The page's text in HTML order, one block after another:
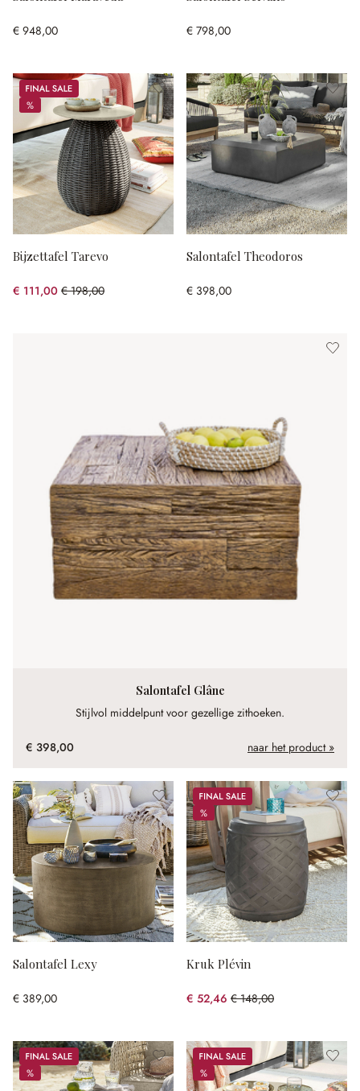
€ 948,00 € 798,00
Sale
%
%
Bijzettafel Tarevo
€ 111,00 € 198,00
(43.94% gespart)
Salontafel Theodoros
€ 398,00
Salontafel Glâne
Stijlvol middelpunt voor gezellige zithoeken.
€ 398,00 naar het product »
Salontafel Lexy
€ 389,00
Sale
%
%
Kruk Plévin
€ 52,46 € 148,00
(64.55% gespart)
Sale
%
%
Sale
%
%